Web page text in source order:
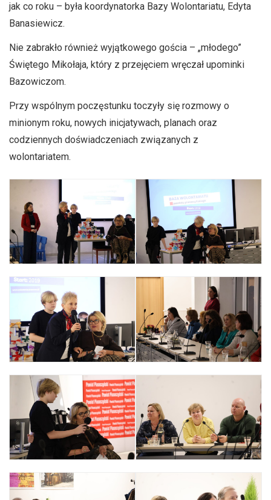
jak co roku – była koordynatorka Bazy Wolontariatu, Edyta
Banasiewicz.
Nie zabrakło również wyjątkowego gościa – „młodego”
Świętego Mikołaja, który z przejęciem wręczał upominki
Bazowiczom.
Przy wspólnym poczęstunku toczyły się rozmowy o
minionym roku, nowych inicjatywach, planach oraz
codziennych doświadczeniach związanych z
wolontariatem.